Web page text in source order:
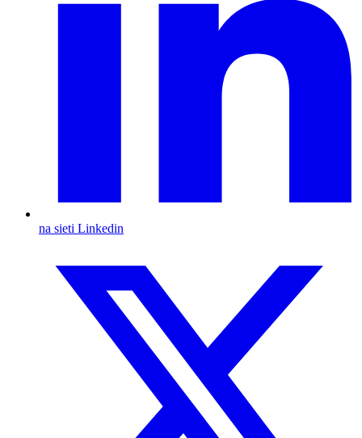
na sieti Linkedin